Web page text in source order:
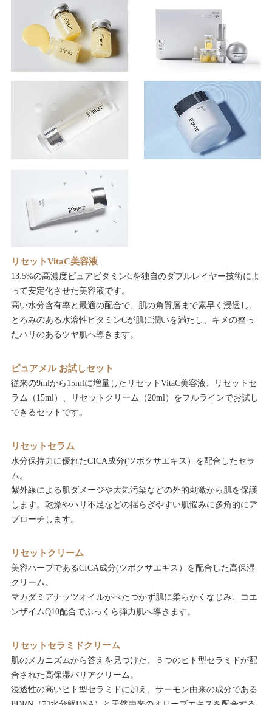
リセットVitaC美容液
13.5%の高濃度ピュアビタミンCを独自のダブルレイヤー技術によ
って安定化させた美容液です。
高い水分含有率と最適の配合で、肌の角質層まで素早く浸透し、
とろみのある水溶性ビタミンCが肌に潤いを満たし、キメの整っ
たハリのあるツヤ肌へ導きます。
ピュアメル お試しセット
従来の9mlから15mlに増量したリセットVitaC美容液、リセットセ
ラム（15ml）、リセットクリーム（20ml）をフルラインでお試し
できるセットです。
リセットセラム
水分保持力に優れたCICA成分(ツボクサエキス）を配合したセラ
ム。
紫外線による肌ダメージや大気汚染などの外的刺激から肌を保護
します。乾燥やハリ不足などの揺らぎやすい肌悩みに多角的にア
プローチします。
リセットクリーム
美容ハーブであるCICA成分(ツボクサエキス）を配合した高保湿
クリーム。
マカダミアナッツオイルがべたつかず肌に柔らかくなじみ、コエ
ンザイムQ10配合でふっくら弾力肌へ導きます。
リセットセラミドクリーム
肌のメカニズムから答えを見つけた、５つのヒト型セラミドが配
合された高保湿バリアクリーム。
浸透性の高いヒト型セラミドに加え、サーモン由来の成分である